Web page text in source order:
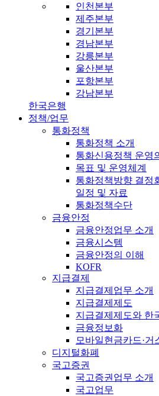
인천본부
제주본부
경기본부
경남본부
강릉본부
울산본부
포항본부
강남본부
한국은행
정책/업무
통화정책
통화정책 소개
통화신용정책 운영
목표 및 운영체계
통화정책방향 결정
일정 및 자료
통화정책수단
금융안정
금융안정업무 소개
금융시스템
금융안정의 이해
KOFR
지급결제
지급결제업무 소개
지급결제제도
지급결제제도와 한
금융정보화
모바일현금카드·
디지털화폐
국고증권
국고증권업무 소개
국고업무